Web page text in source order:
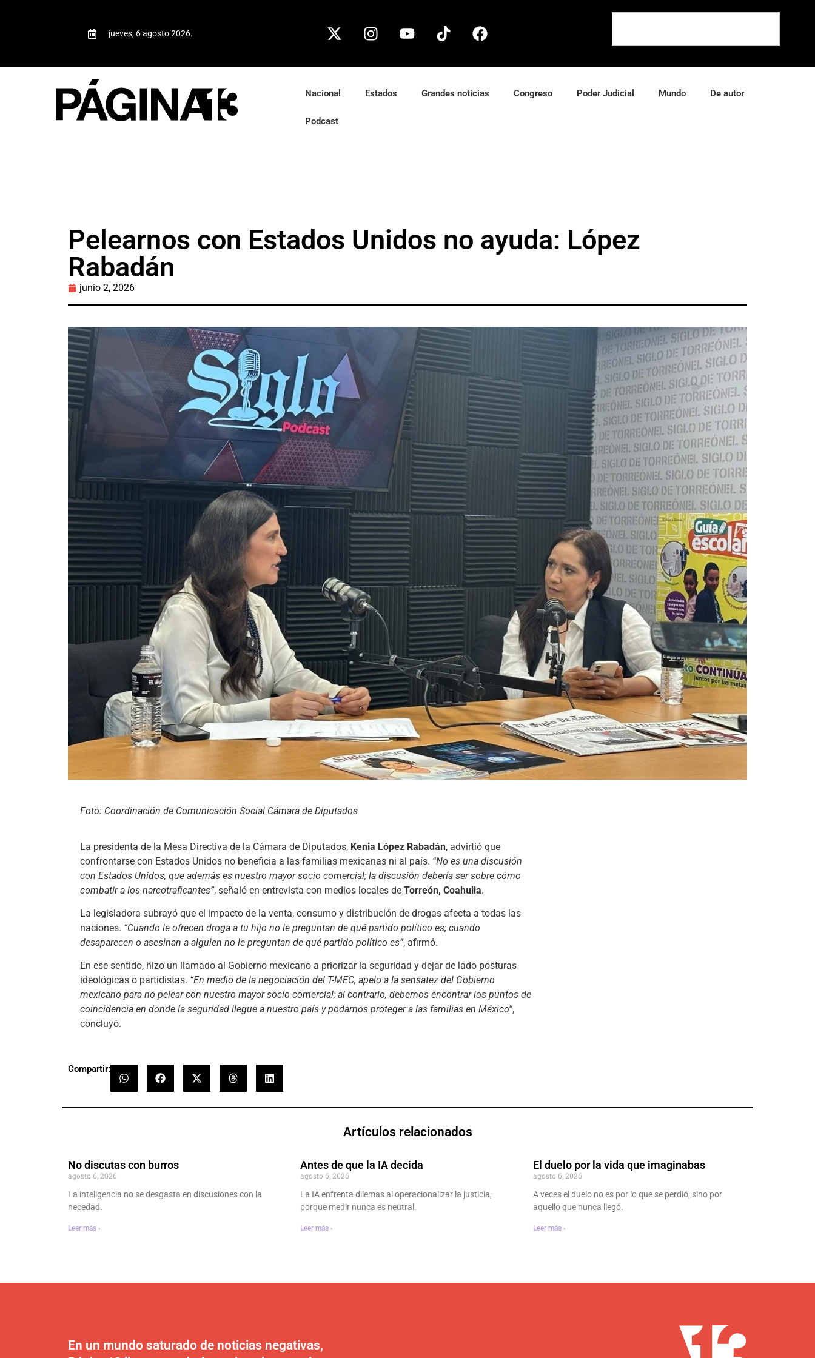
jueves, 6 agosto 2026.
Nacional Estados Grandes noticias Congreso Poder Judicial Mundo De autor
Podcast
Pelearnos con Estados Unidos no ayuda: López
Rabadán
junio 2, 2026
Foto: Coordinación de Comunicación Social Cámara de Diputados
La presidenta de la Mesa Directiva de la Cámara de Diputados, Kenia López Rabadán, advirtió que
confrontarse con Estados Unidos no beneficia a las familias mexicanas ni al país. “No es una discusión
con Estados Unidos, que además es nuestro mayor socio comercial; la discusión debería ser sobre cómo
combatir a los narcotraficantes”, señaló en entrevista con medios locales de Torreón, Coahuila.
La legisladora subrayó que el impacto de la venta, consumo y distribución de drogas afecta a todas las
naciones. “Cuando le ofrecen droga a tu hijo no le preguntan de qué partido político es; cuando
desaparecen o asesinan a alguien no le preguntan de qué partido político es”, afirmó.
En ese sentido, hizo un llamado al Gobierno mexicano a priorizar la seguridad y dejar de lado posturas
ideológicas o partidistas. “En medio de la negociación del T-MEC, apelo a la sensatez del Gobierno
mexicano para no pelear con nuestro mayor socio comercial; al contrario, debemos encontrar los puntos de
coincidencia en donde la seguridad llegue a nuestro país y podamos proteger a las familias en México”,
concluyó.
Compartir:
Artículos relacionados
No discutas con burros
agosto 6, 2026
La inteligencia no se desgasta en discusiones con la
necedad.
Leer más ›
Antes de que la IA decida
agosto 6, 2026
La IA enfrenta dilemas al operacionalizar la justicia,
porque medir nunca es neutral.
Leer más ›
El duelo por la vida que imaginabas
agosto 6, 2026
A veces el duelo no es por lo que se perdió, sino por
aquello que nunca llegó.
Leer más ›
En un mundo saturado de noticias negativas,